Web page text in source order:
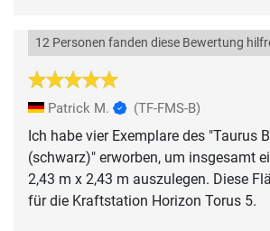
12 Personen fanden diese Bewertung
Patrick M. (TF-FMS-B)
Ich habe vier Exemplare des "Taurus
(schwarz)" erworben, um insgesamt
2,43 m x 2,43 m auszulegen. Diese
für die Kraftstation Horizon Torus 5.